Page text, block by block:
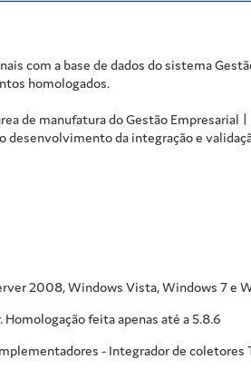
com a base de dados do sistema
homologados.
de manufatura doGestão Empresarial |
da integração e
2008, Windows Vista, Windows 7 e
Homologação feita apenas até a 5.8.6
- Integrador de